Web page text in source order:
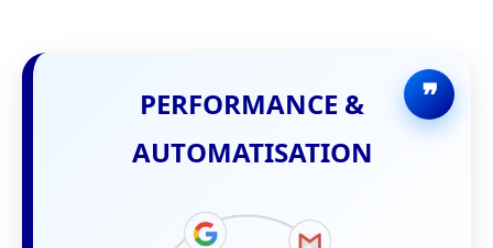
PERFORMANCE &
AUTOMATISATION